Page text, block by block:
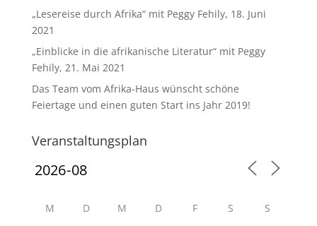
„Lesereise durch Afrika“ mit Peggy Fehily, 18. Juni
2021
„Einblicke in die afrikanische Literatur“ mit Peggy
Fehily, 21. Mai 2021
Das Team vom Afrika-Haus wünscht schöne
Feiertage und einen guten Start ins Jahr 2019!
Veranstaltungsplan
M D M D F S S